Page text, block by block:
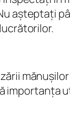
așteptați
importanța